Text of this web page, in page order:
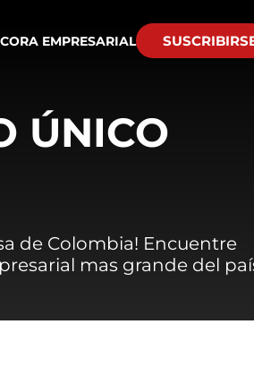
EMPRESARIAL
ÚNICO
de Colombia! Encuentre
mas grande del